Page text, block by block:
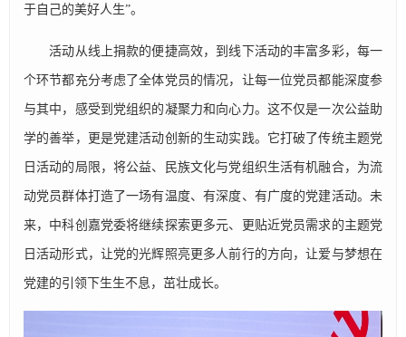
于自己的美好人生”。
活动从线上捐款的便捷高效，到线下活动的丰富多彩，每一
个环节都充分考虑了全体党员的情况，让每一位党员都能深度参
与其中，感受到党组织的凝聚力和向心力。这不仅是一次公益助
学的善举，更是党建活动创新的生动实践。它打破了传统主题党
日活动的局限，将公益、民族文化与党组织生活有机融合，为流
动党员群体打造了一场有温度、有深度、有广度的党建活动。未
来，中科创嘉党委将继续探索更多元、更贴近党员需求的主题党
日活动形式，让党的光辉照亮更多人前行的方向，让爱与梦想在
党建的引领下生生不息，茁壮成长。